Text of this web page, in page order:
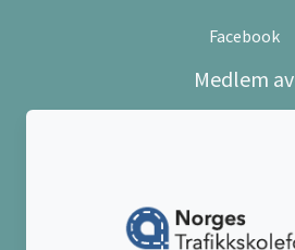
Facebook
Medlem av